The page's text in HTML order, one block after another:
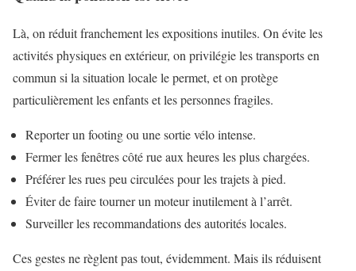
Là, on réduit franchement les expositions inutiles. On évite les
activités physiques en extérieur, on privilégie les transports en
commun si la situation locale le permet, et on protège
particulièrement les enfants et les personnes fragiles.
Reporter un footing ou une sortie vélo intense.
Fermer les fenêtres côté rue aux heures les plus chargées.
Préférer les rues peu circulées pour les trajets à pied.
Éviter de faire tourner un moteur inutilement à l’arrêt.
Surveiller les recommandations des autorités locales.
Ces gestes ne règlent pas tout, évidemment. Mais ils réduisent